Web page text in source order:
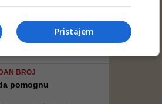
15 godina. 13 godina
je Suljagić
BROJ
pomognu
Pristajem